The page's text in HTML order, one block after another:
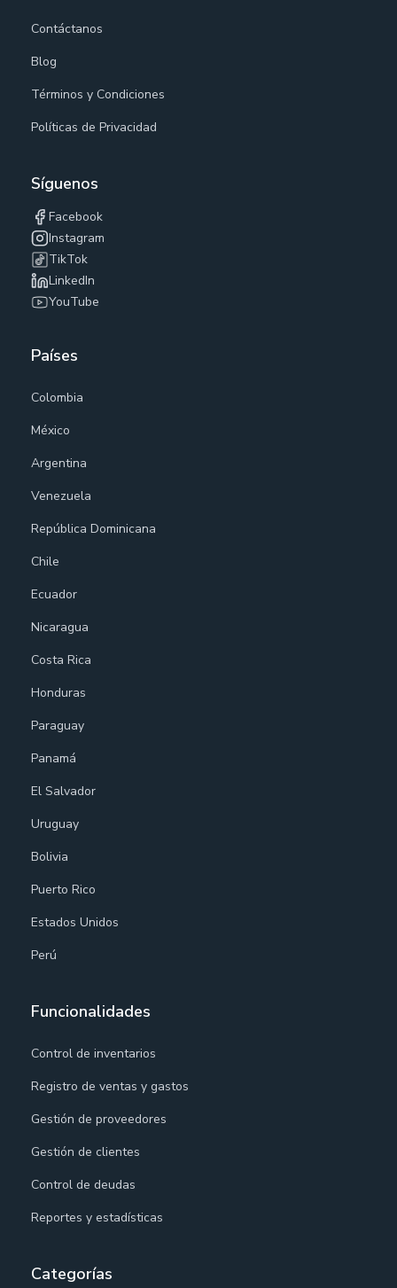
Contáctanos
Blog
Términos y Condiciones
Políticas de Privacidad
Síguenos
Facebook
Instagram
TikTok
LinkedIn
YouTube
Países
Colombia
México
Argentina
Venezuela
República Dominicana
Chile
Ecuador
Nicaragua
Costa Rica
Honduras
Paraguay
Panamá
El Salvador
Uruguay
Bolivia
Puerto Rico
Estados Unidos
Perú
Funcionalidades
Control de inventarios
Registro de ventas y gastos
Gestión de proveedores
Gestión de clientes
Control de deudas
Reportes y estadísticas
Categorías